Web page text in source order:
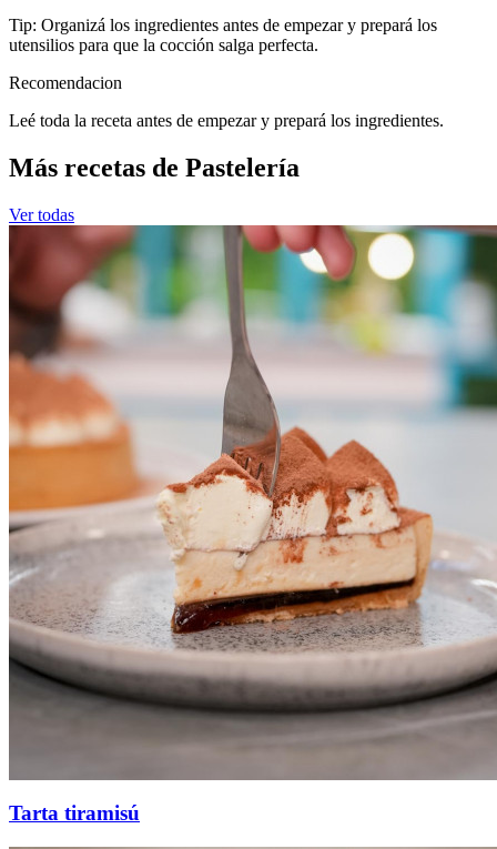
Tip: Organizá los ingredientes antes de empezar y prepará los
utensilios para que la cocción salga perfecta.
Recomendacion
Leé toda la receta antes de empezar y prepará los ingredientes.
Más recetas de Pastelería
Ver todas
Tarta tiramisú